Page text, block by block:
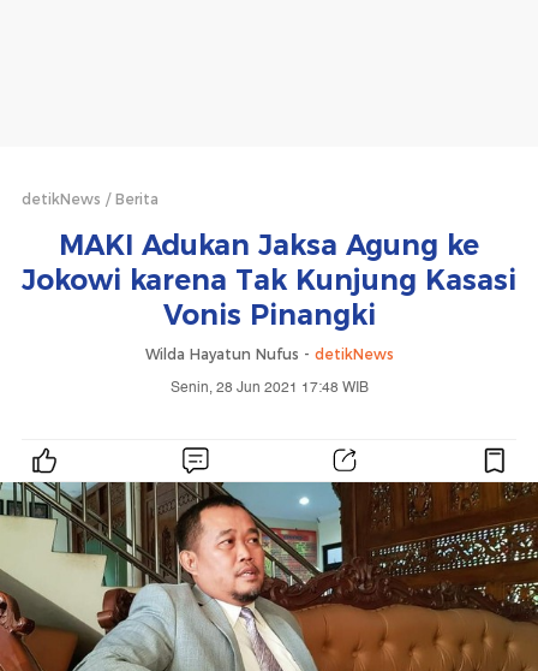
detikNews Berita
MAKI Adukan Jaksa Agung ke
Jokowi karena Tak Kunjung Kasasi
Vonis Pinangki
Wilda Hayatun Nufus - detikNews
Senin, 28 Jun 2021 17:48 WIB